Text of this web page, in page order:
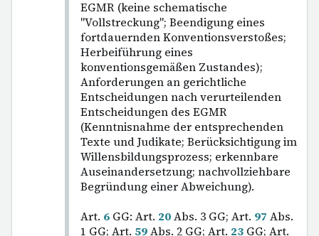
EGMR (keine schematische
"Vollstreckung"; Beendigung eines
fortdauernden Konventionsverstoßes;
Herbeiführung eines
konventionsgemäßen Zustandes);
Anforderungen an gerichtliche
Entscheidungen nach verurteilenden
Entscheidungen des EGMR
(Kenntnisnahme der entsprechenden
Texte und Judikate; Berücksichtigung im
Willensbildungsprozess; erkennbare
Auseinandersetzung; nachvollziehbare
Begründung einer Abweichung).
Art. 6 GG: Art. 20Abs. 3 GG; Art. 97 Abs.
1 GG; Art. 59Abs. 2 GG; Art. 23 GG; Art.